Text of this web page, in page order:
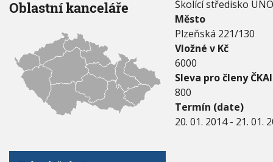
.
2
0
1
4
Školící středisko
Město
Plzeňská 221/130
Vložné v Kč
6000
Sleva pro členy
800
Termín (date)
20. 01. 2014- 21. 01.
Oblastní kanceláře